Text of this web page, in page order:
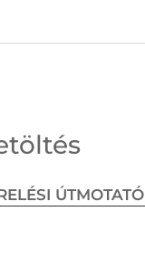
ÚTMOTATÓ